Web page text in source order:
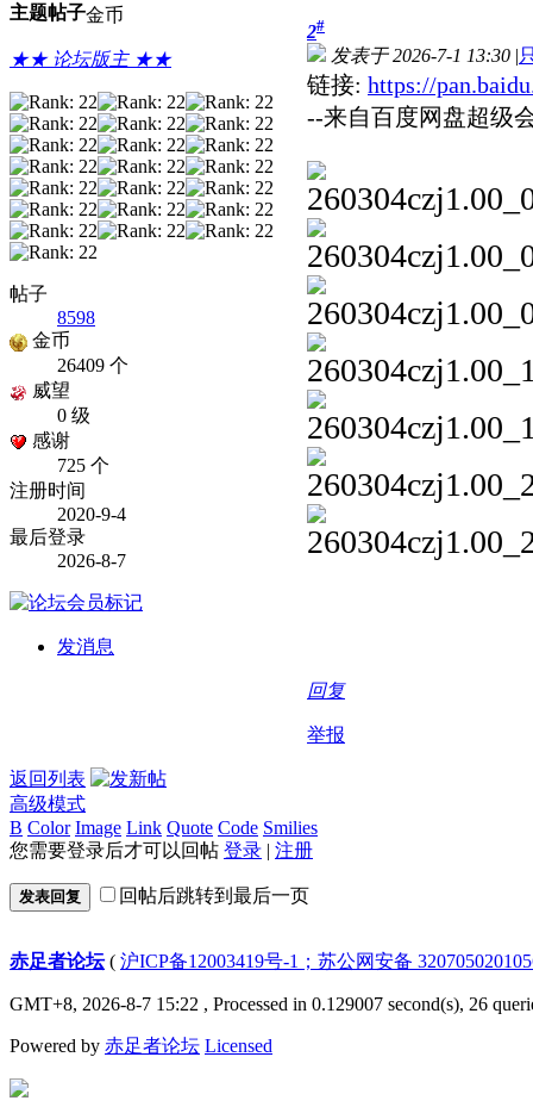
主题帖子金币
★★ 论坛版主 ★★
帖子
8598
金币
26409 个
威望
0 级
感谢
725 个
注册时间
2020-9-4
最后登录
2026-8-7
发消息
2#
发表于 2026-7-1 13:30 |
链接: https://
--来自百度网盘超级
回复
举报
返回列表
高级模式
B Color Image Link Quote Code Smilies
您需要登录后才可以回帖 登录 | 注册
发表回复 回帖后跳转到最后一页
赤足者论坛( 沪ICP备12003419号-1；苏公网安备
GMT+8, 2026-8-7 15:22 , Processed in 0.129007 second(s), 26
Powered by 赤足者论坛 Licensed